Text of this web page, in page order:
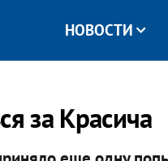
НОВОСТИ
за Красича